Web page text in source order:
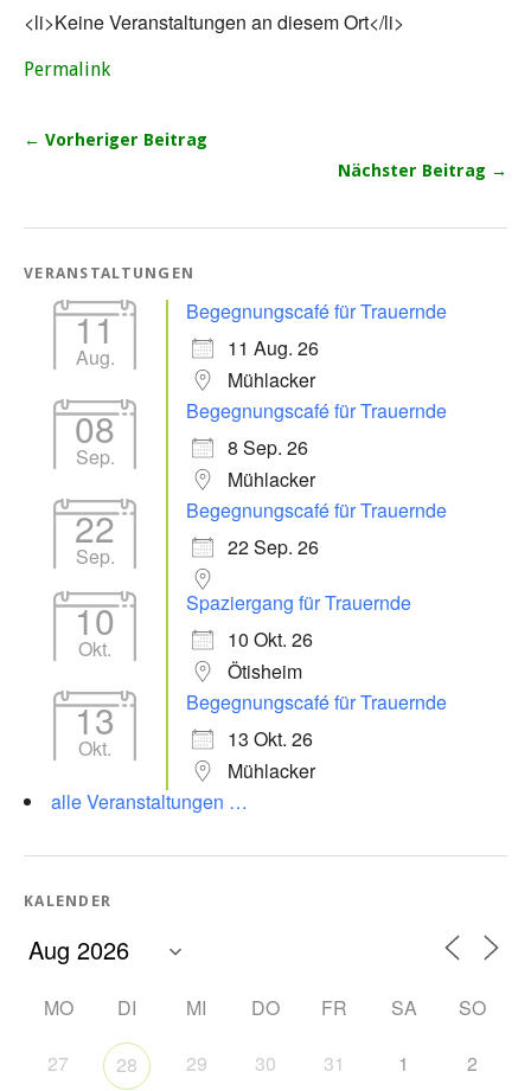
<li>Keine Veranstaltungen an diesem Ort</li>
Permalink
← Vorheriger Beitrag
Nächster Beitrag →
VERANSTALTUNGEN
11
Aug.
Begegnungscafé für Trauernde
11 Aug. 26
Mühlacker
08
Sep.
Begegnungscafé für Trauernde
8 Sep. 26
Mühlacker
22
Sep.
Begegnungscafé für Trauernde
22 Sep. 26
10
Okt.
Spaziergang für Trauernde
10 Okt. 26
Ötisheim
13
Okt.
Begegnungscafé für Trauernde
13 Okt. 26
Mühlacker
alle Veranstaltungen …
KALENDER
MO DI MI DO FR SA SO
27 28 29 30 31 1 2